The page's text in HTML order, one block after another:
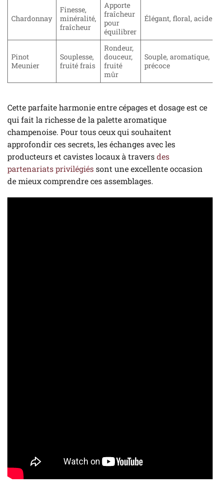
Chardonnay
Finesse,
minéralité,
fraîcheur
Apporte
fraîcheur
pour
équilibrer
Élégant, floral, acide
Pinot
Meunier
Souplesse,
fruité frais
Rondeur,
douceur,
fruité
mûr
Souple, aromatique,
précoce
Cette parfaite harmonie entre cépages et dosage est ce
qui fait la richesse de la palette aromatique
champenoise. Pour tous ceux qui souhaitent
approfondir ces secrets, les échanges avec les
producteurs et cavistes locaux à traversdes
partenariats privilégiéssont une excellente occasion
de mieux comprendre ces assemblages.